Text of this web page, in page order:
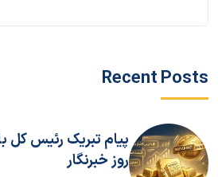
Recent Posts
پیام تبریک رئیس کل
روز خبرنگار